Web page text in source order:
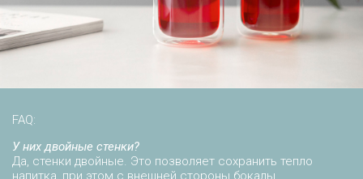
FAQ:
У них двойные стенки?
Да, стенки двойные. Это позволяет сохранить тепло
напитка, при этом с внешней стороны бокалы